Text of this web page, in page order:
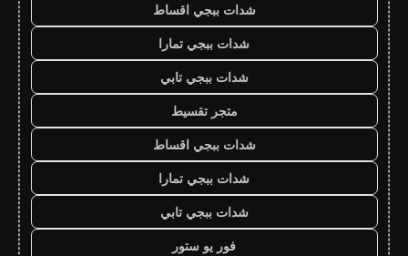
شدات ببجي اقساط
شدات ببجي تمارا
شدات ببجي تابي
متجر تقسيط
شدات ببجي اقساط
شدات ببجي تمارا
شدات ببجي تابي
فور يو ستور